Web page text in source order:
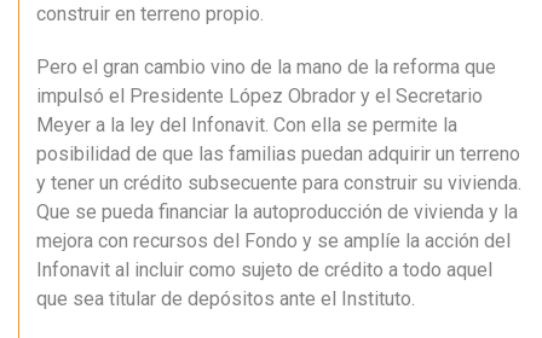
construir en terreno propio.
Pero el gran cambio vino de la mano de la reforma que
impulsó el Presidente López Obrador y el Secretario
Meyer a la ley del Infonavit. Con ella se permite la
posibilidad de que las familias puedan adquirir un terreno
y tener un crédito subsecuente para construir su vivienda.
Que se pueda financiar la autoproducción de vivienda y la
mejora con recursos del Fondo y se amplíe la acción del
Infonavit al incluir como sujeto de crédito a todo aquel
que sea titular de depósitos ante el Instituto.